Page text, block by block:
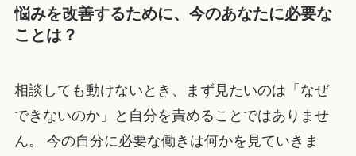
悩みを改善するために、今のあなたに必要な
ことは？
相談しても動けないとき、まず見たいのは「なぜ
できないのか」と自分を責めることではありませ
ん。 今の自分に必要な働きは何かを見ていきま